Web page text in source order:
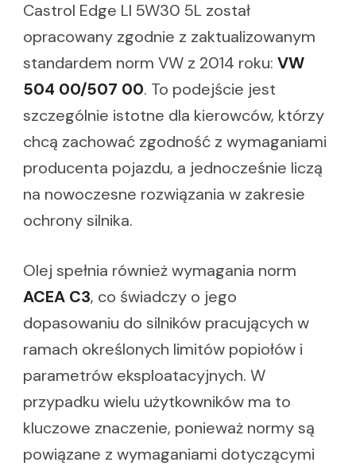
Castrol Edge Ll 5W30 5L został
opracowany zgodnie z zaktualizowanym
standardem norm VW z 2014 roku: VW
504 00/507 00. To podejście jest
szczególnie istotne dla kierowców, którzy
chcą zachować zgodność z wymaganiami
producenta pojazdu, a jednocześnie liczą
na nowoczesne rozwiązania w zakresie
ochrony silnika.
Olej spełnia również wymagania norm
ACEA C3, co świadczy o jego
dopasowaniu do silników pracujących w
ramach określonych limitów popiołów i
parametrów eksploatacyjnych. W
przypadku wielu użytkowników ma to
kluczowe znaczenie, ponieważ normy są
powiązane z wymaganiami dotyczącymi